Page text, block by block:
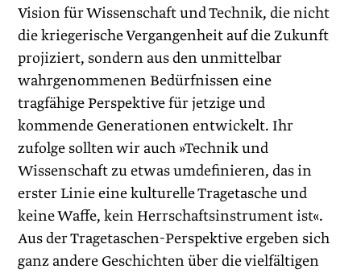
Vision für Wissenschaft und Technik, die nicht
die kriegerische Vergangenheit auf die Zukunft
projiziert, sondern aus den unmittelbar
wahrgenommenen Bedürfnissen eine
tragfähige Perspektive für jetzige und
kommende Generationen entwickelt. Ihr
zufolge sollten wir auch »Technik und
Wissenschaft zu etwas umdefinieren, das in
erster Linie eine kulturelle Tragetasche und
keine Waffe, kein Herrschaftsinstrument ist«.
Aus der Tragetaschen-Perspektive ergeben sich
ganz andere Geschichten über die vielfältigen